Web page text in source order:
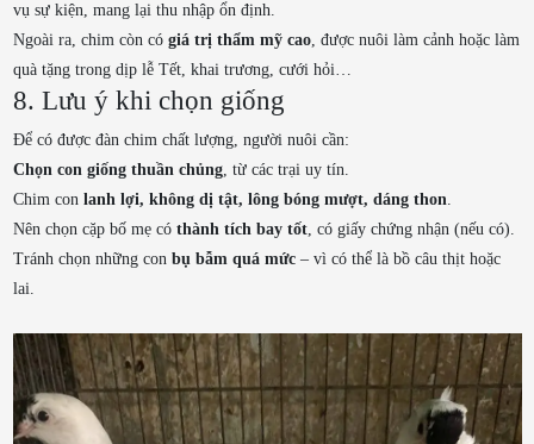
vụ sự kiện, mang lại thu nhập ổn định.
Ngoài ra, chim còn có giá trị thẩm mỹ cao, được nuôi làm cảnh hoặc làm
quà tặng trong dịp lễ Tết, khai trương, cưới hỏi…
8. Lưu ý khi chọn giống
Để có được đàn chim chất lượng, người nuôi cần:
Chọn con giống thuần chủng, từ các trại uy tín.
Chim con lanh lợi, không dị tật, lông bóng mượt, dáng thon.
Nên chọn cặp bố mẹ có thành tích bay tốt, có giấy chứng nhận (nếu có).
Tránh chọn những con bụ bẫm quá mức– vì có thể là bồ câu thịt hoặc
lai.